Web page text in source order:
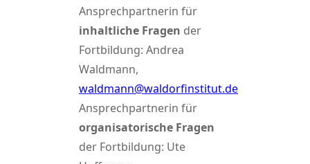
Ansprechpartnerin für
inhaltliche Fragen der
Fortbildung: Andrea
Waldmann,
waldmann@waldorfinstitut.de
Ansprechpartnerin für
organisatorische Fragen
der Fortbildung: Ute